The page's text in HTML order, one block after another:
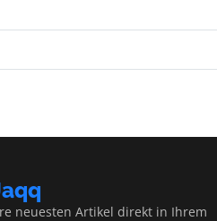
neuesten Artikel direkt in Ihrem